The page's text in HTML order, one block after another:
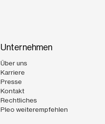
Unternehmen
Über uns
Karriere
Presse
Kontakt
Rechtliches
Pleo weiterempfehlen